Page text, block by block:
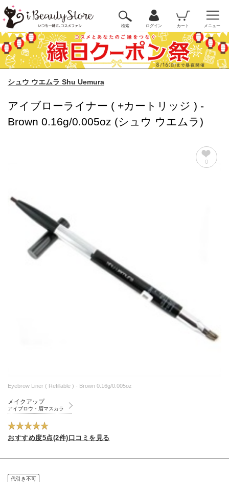
検索 ログイン カート メニュー
シュウ ウエムラ Shu Uemura
アイブローライナー ( +カートリッジ ) -
Brown 0.16g/0.005oz (シュウ ウエムラ)
0
Eyebrow Liner ( Refillable ) - Brown 0.16g/0.005oz
メイクアップ
アイブロウ・眉マスカラ
おすすめ度5点(2件)口コミを見る
代引き不可